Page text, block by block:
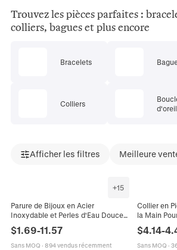
Trouvez les pièces parfaites :
colliers, bagues et plus encore
Bracelets
Colliers
Afficher les filtres Meilleure
+15
Parure de Bijoux en Acier
Inoxydable et Perles d'Eau Douce
Vintage pour Femmes Élégant
Collier Bracelet Boucles d'Oreilles
$1.69-11.57
Sans MOQ · 894 vendus récemment
Collier en
la Main
Douce
Collier de
Vintage
$4.14-
Sans MOQ ·